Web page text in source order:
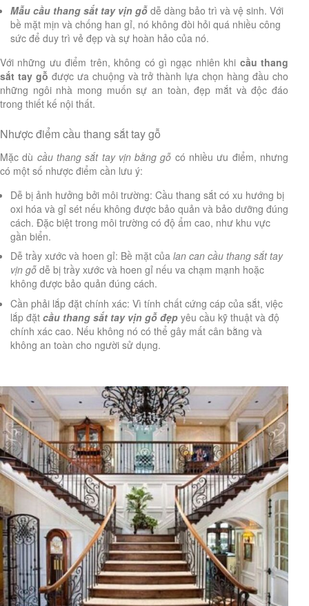
Mẫu cầu thang sắt tay vịn gỗ dễ dàng bảo trì và vệ sinh. Với
bề mặt mịn và chống han gỉ, nó không đòi hỏi quá nhiều công
sức để duy trì vẻ đẹp và sự hoàn hảo của nó.
Với những ưu điểm trên, không có gì ngạc nhiên khi cầu thang
sắt tay gỗ được ưa chuộng và trở thành lựa chọn hàng đầu cho
những ngôi nhà mong muốn sự an toàn, đẹp mắt và độc đáo
trong thiết kế nội thất.
Nhược điểm cầu thang sắt tay gỗ
Mặc dù cầu thang sắt tay vịn bằng gỗ có nhiều ưu điểm, nhưng
có một số nhược điểm cần lưu ý:
Dễ bị ảnh hưởng bởi môi trường: Cầu thang sắt có xu hướng bị
oxi hóa và gỉ sét nếu không được bảo quản và bảo dưỡng đúng
cách. Đặc biệt trong môi trường có độ ẩm cao, như khu vực
gần biển.
Dễ trầy xước và hoen gỉ: Bề mặt của lan can cầu thang sắt tay
vịn gỗ dễ bị trầy xước và hoen gỉ nếu va chạm mạnh hoặc
không được bảo quản đúng cách.
Cần phải lắp đặt chính xác: Vì tính chất cứng cáp của sắt, việc
lắp đặt cầu thang sắt tay vịn gỗ đẹp yêu cầu kỹ thuật và độ
chính xác cao. Nếu không nó có thể gây mất cân bằng và
không an toàn cho người sử dụng.